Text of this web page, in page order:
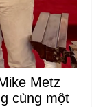
Metz
cùng một